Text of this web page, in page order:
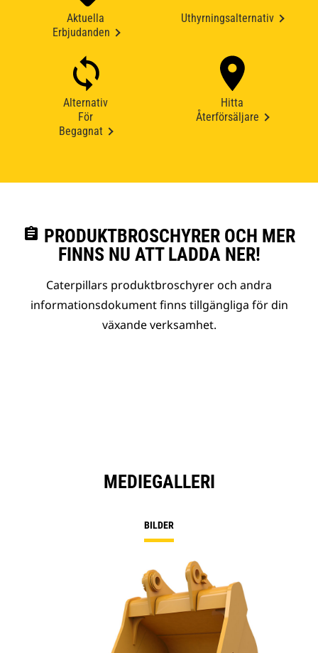
Aktuella
Erbjudanden
Uthyrningsalternativ
Alternativ
För
Begagnat
Hitta
Återförsäljare
assignment PRODUKTBROSCHYRER OCH MER
FINNS NU ATT LADDA NER!
Caterpillars produktbroschyrer och andra
informationsdokument finns tillgängliga för din
växande verksamhet.
MEDIEGALLERI
BILDER